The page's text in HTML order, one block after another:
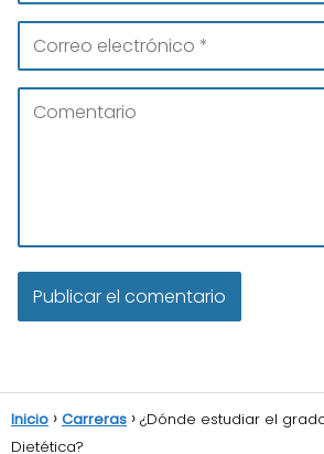
Inicio Carreras
¿Dónde estudiar el
Dietética?